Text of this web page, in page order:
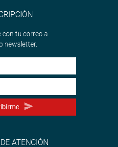
con tu correo a
newsletter.
ATENCIÓN